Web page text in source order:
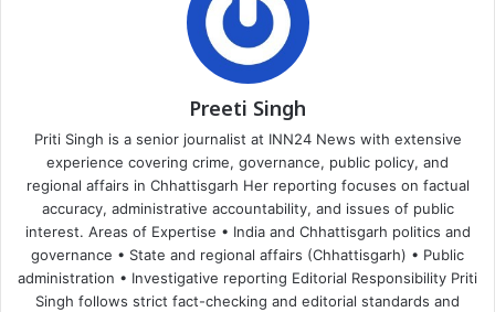
Preeti Singh
Priti Singh is a senior journalist at INN24 News with extensive
experience covering crime, governance, public policy, and
regional affairs in Chhattisgarh Her reporting focuses on factual
accuracy, administrative accountability, and issues of public
interest. Areas of Expertise • India and Chhattisgarh politics and
governance • State and regional affairs (Chhattisgarh) • Public
administration • Investigative reporting Editorial Responsibility Priti
Singh follows strict fact-checking and editorial standards and